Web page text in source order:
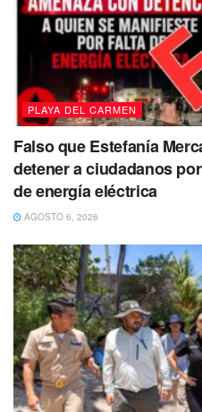
anunció.
Lili Campos
PLAYA DEL CARMEN
Falso que Estefanía
detener a ciudadanos
de energía eléctrica
AGOSTO 6, 2026